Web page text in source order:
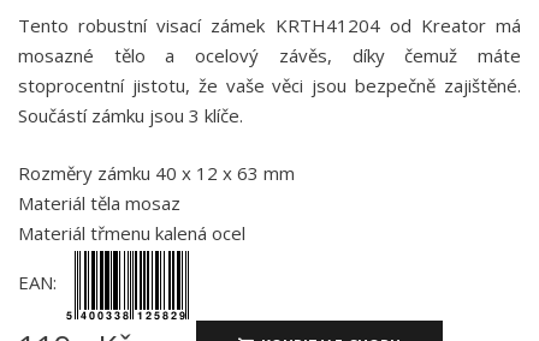
Tento robustní visací zámek KRTH41204 od Kreator má
mosazné tělo a ocelový závěs, díky čemuž máte
stoprocentní jistotu, že vaše věci jsou bezpečně zajištěné.
Součástí zámku jsou 3 klíče.
Rozměry zámku 40 x 12 x 63 mm
Materiál těla mosaz
Materiál třmenu kalená ocel
EAN: